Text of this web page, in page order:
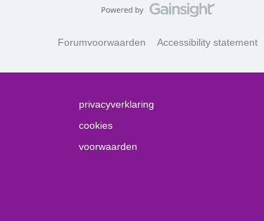
Forumvoorwaarden Accessibility statement
privacyverklaring
cookies
voorwaarden